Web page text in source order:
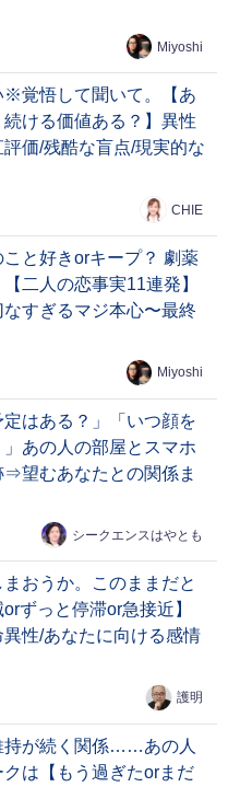
Miyoshi
覚悟して聞いて。【あ
ける価値ある？】異性
価/残酷な盲点/現実的な
CHIE
と好きorキープ？ 劇薬
二人の恋事実11連発】
すぎるマジ本心〜最終
Miyoshi
定はある？」「いつ顔を
」あの人の部屋とスマホ
⇒望むあなたとの関係ま
シークエンスはやとも
まおうか。このままだと
ずっと停滞or急接近】
性/あなたに向ける感情
護明
持が続く関係……あの人
クは【もう過ぎたorまだ